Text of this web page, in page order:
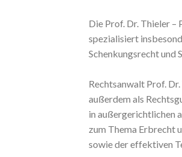
Die Prof. Dr. Thieler –
spezialisiert
Schenkungsrecht und
Rechtsanwalt Prof.
außerdem als
in außergerichtlichen
zum Thema Erbrecht
sowie der effektiven